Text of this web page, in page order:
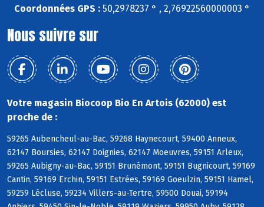
Coordonnées GPS : 50,2978237 ° , 2,76922560000003 °
Nous suivre sur
Votre magasin Biocoop Bio En Artois (62000) est
proche de :
59265 Aubencheul-au-Bac, 59268 Haynecourt, 59400 Anneux,
62147 Boursies, 62147 Doignies, 62147 Moeuvres, 59151 Arleux,
59265 Aubigny-au-Bac, 59151 Brunémont, 59151 Bugnicourt, 59169
Cantin, 59169 Erchin, 59151 Estrées, 59169 Goeulzin, 59151 Hamel,
59259 Lécluse, 59234 Villers-au-Tertre, 59500 Douai, 59194